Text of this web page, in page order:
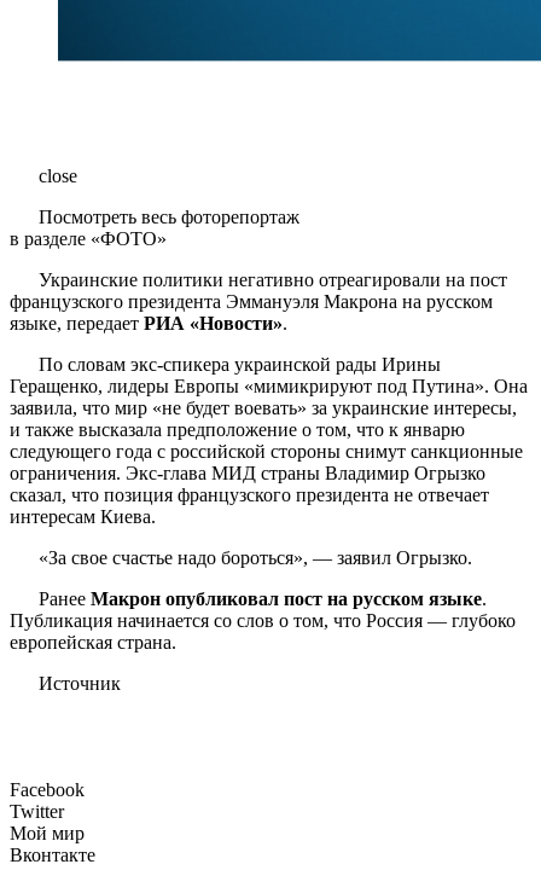
close
Посмотреть весь фоторепортаж
в разделе «ФОТО»
Украинские политики негативно отреагировали на пост
французского президента Эммануэля Макрона на русском
языке, передает РИА «Новости».
По словам экс-спикера украинской рады Ирины
Геращенко, лидеры Европы «мимикрируют под Путина». Она
заявила, что мир «не будет воевать» за украинские интересы,
и также высказала предположение о том, что к январю
следующего года с российской стороны снимут санкционные
ограничения. Экс-глава МИД страны Владимир Огрызко
сказал, что позиция французского президента не отвечает
интересам Киева.
«За свое счастье надо бороться», — заявил Огрызко.
Ранее Макрон опубликовал пост на русском языке.
Публикация начинается со слов о том, что Россия — глубоко
европейская страна.
Источник
Facebook
Twitter
Мой мир
Вконтакте